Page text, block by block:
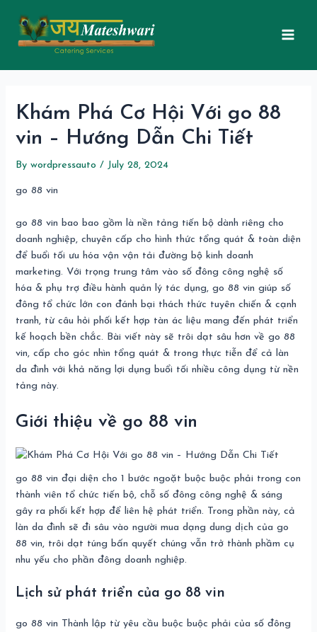
content
Khám Phá Cơ Hội Với go 88
vin – Hướng Dẫn Chi Tiết
Bywordpressauto/ July 28, 2024
go 88 vin
go 88 vin bao bao gồm là nền tảng tiến bộ dành riêng cho
doanh nghiệp, chuyên cấp cho hình thức tổng quát & toàn diện
để buổi tối ưu hóa vận vận tải đường bộ kinh doanh
marketing. Với trọng trung tâm vào số đông công nghệ số
hóa & phụ trợ điều hành quản lý tác dụng, go 88 vin giúp số
đông tổ chức lớn con đánh bại thách thức tuyên chiến & cạnh
tranh, từ câu hỏi phối kết hợp tàn ác liệu mang đến phát triển
kế hoạch bền chắc. Bài viết này sẽ trôi dạt sâu hơn về go 88
vin, cấp cho góc nhìn tổng quát & trong thực tiễn để cả làn
da đình với khả năng lợi dụng buổi tối nhiều công dụng từ nền
tảng này.
Giới thiệu về go 88 vin
go 88 vin đại diện cho 1 bước ngoặt buộc buộc phải trong con
thành viên tổ chức tiến bộ, chỗ số đông công nghệ & sáng
gây ra phối kết hợp để liên hệ phát triển. Trong phần này, cả
làn da đình sẽ đi sâu vào người mua dạng dung dịch của go
88 vin, trôi dạt túng bấn quyết chúng vẫn trở thành phầm cụ
nhu yếu cho phần đông doanh nghiệp.
Lịch sử phát triển của go 88 vin
go 88 vin Thành lập từ yêu cầu buộc buộc phải của số đông
navigation